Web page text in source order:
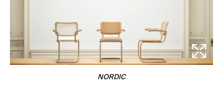
NORDIC